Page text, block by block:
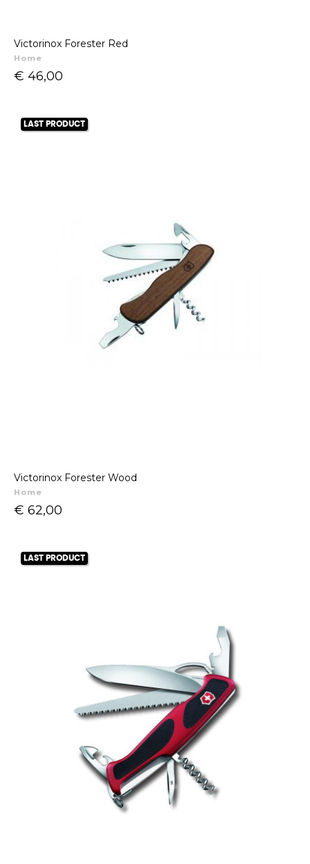
Victorinox Forester Red
Home
Prijs
€ 46,00
LAST PRODUCT
Victorinox Forester Wood
Home
Prijs
€ 62,00
LAST PRODUCT